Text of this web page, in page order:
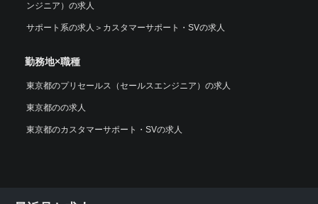
ンジニア）の求人
サポート系の求人 ＞ カスタマーサポート・SVの求人
勤務地×職種
東京都のプリセールス（セールスエンジニア）の求人
東京都のの求人
東京都のカスタマーサポート・SVの求人